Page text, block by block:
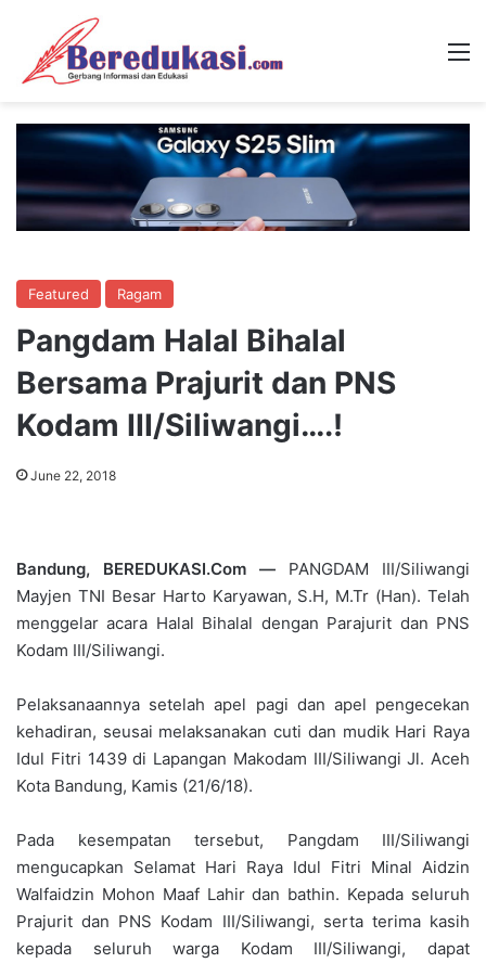
Featured Ragam
Pangdam Halal Bihalal
Bersama Prajurit dan PNS
Kodam III/Siliwangi….!
June 22, 2018
Bandung, BEREDUKASI.Com — PANGDAM III/Siliwangi
Mayjen TNI Besar Harto Karyawan, S.H, M.Tr (Han). Telah
menggelar acara Halal Bihalal dengan Parajurit dan PNS
Kodam III/Siliwangi.
Pelaksanaannya setelah apel pagi dan apel pengecekan
kehadiran, seusai melaksanakan cuti dan mudik Hari Raya
Idul Fitri 1439 di Lapangan Makodam III/Siliwangi Jl. Aceh
Kota Bandung, Kamis (21/6/18).
Pada kesempatan tersebut, Pangdam III/Siliwangi
mengucapkan Selamat Hari Raya Idul Fitri Minal Aidzin
Walfaidzin Mohon Maaf Lahir dan bathin. Kepada seluruh
Prajurit dan PNS Kodam III/Siliwangi, serta terima kasih
kepada seluruh warga Kodam III/Siliwangi, dapat